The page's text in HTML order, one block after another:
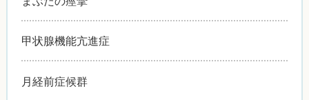
甲状腺機能亢進症
月経前症候群